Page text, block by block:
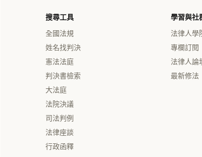
搜尋工具
全國法規
姓名找判決
憲法法庭
判決書檢索
大法庭
法院決議
司法判例
法律座談
行政函釋
學習與社
法律人學
專欄訂閱
法律人論
最新修法